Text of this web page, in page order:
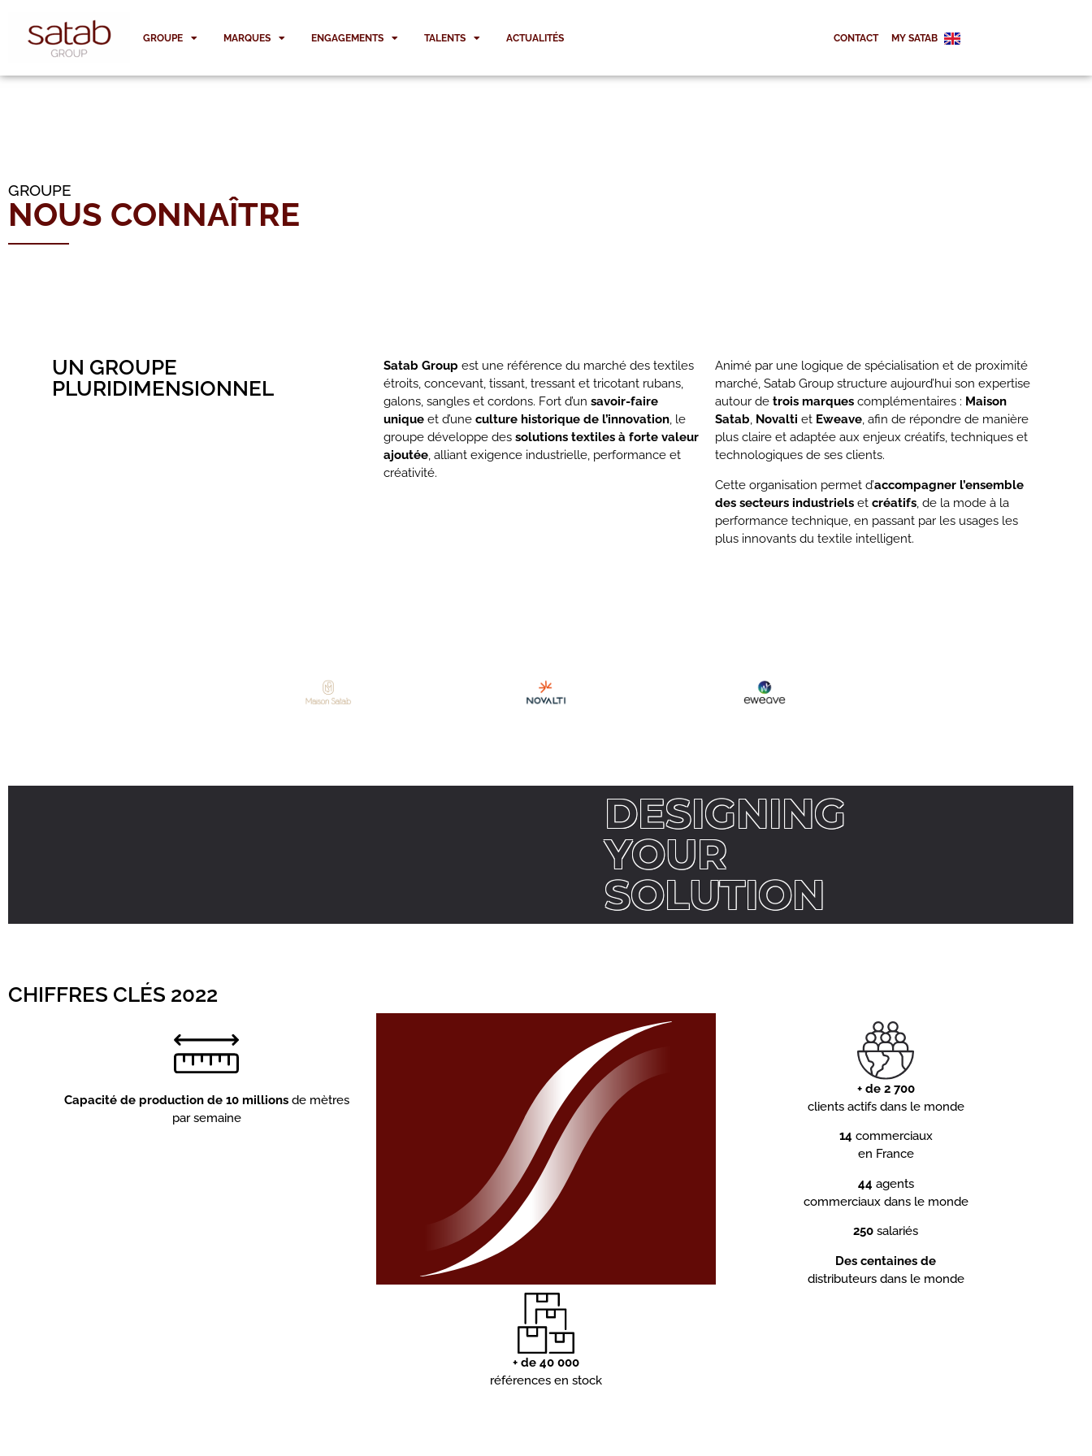
GROUPE MARQUES ENGAGEMENTS TALENTS ACTUALITÉS CONTACT MY SATAB
GROUPE
NOUS CONNAÎTRE
UN GROUPE
PLURIDIMENSIONNEL
Satab Group est une référence du marché des textiles
étroits, concevant, tissant, tressant et tricotant rubans,
galons, sangles et cordons. Fort d’un savoir-faire
uniqueet d’une culture historique de l’innovation, le
groupe développe des solutions textiles à forte valeur
ajoutée, alliant exigence industrielle, performance et
créativité.
Animé par une logique de spécialisation et de proximité
marché, Satab Group structure aujourd’hui son expertise
autour detrois marquescomplémentaires : Maison
Satab, Novalti et Eweave, afin de répondre de manière
plus claire et adaptée aux enjeux créatifs, techniques et
technologiques de ses clients.
Cette organisation permet d’accompagner l’ensemble
des secteurs industrielset créatifs, de la mode à la
performance technique, en passant par les usages les
plus innovants du textile intelligent.
DESIGNING
YOUR
SOLUTION
CHIFFRES CLÉS 2022
Capacité de production de 10 millionsde mètres
par semaine
+ de 40 000
références en stock
+ de 2 700
clients actifs dans le monde
14 commerciaux
en France
44 agents
commerciaux dans le monde
250 salariés
Des centaines de
distributeurs dans le monde